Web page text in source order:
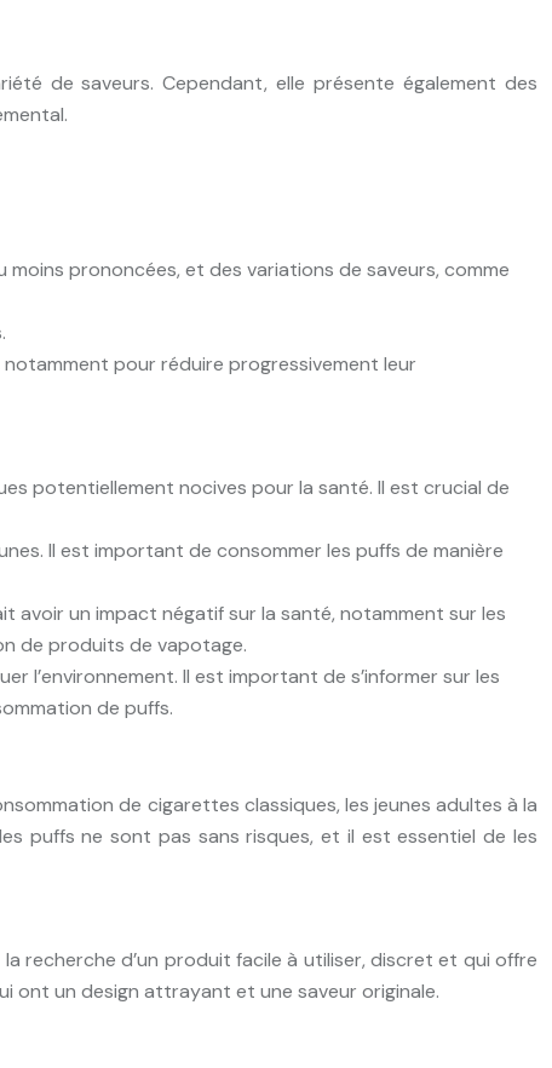
de saveurs. Cependant, elle présente également des
prononcées, et des variations de saveurs, comme
pour réduire progressivement leur
potentiellement nocives pour la santé. Il est crucial de
Il est important de consommer les puffs de manière
avoir un impact négatif sur la santé, notamment sur les
de produits de vapotage.
l’environnement. Il est important de s’informer sur les
de puffs.
de cigarettes classiques, les jeunes adultes à la
puffs ne sont pas sans risques, et il est essentiel de les
recherche d’un produit facile à utiliser, discret et qui offre
ont un design attrayant et une saveur originale.